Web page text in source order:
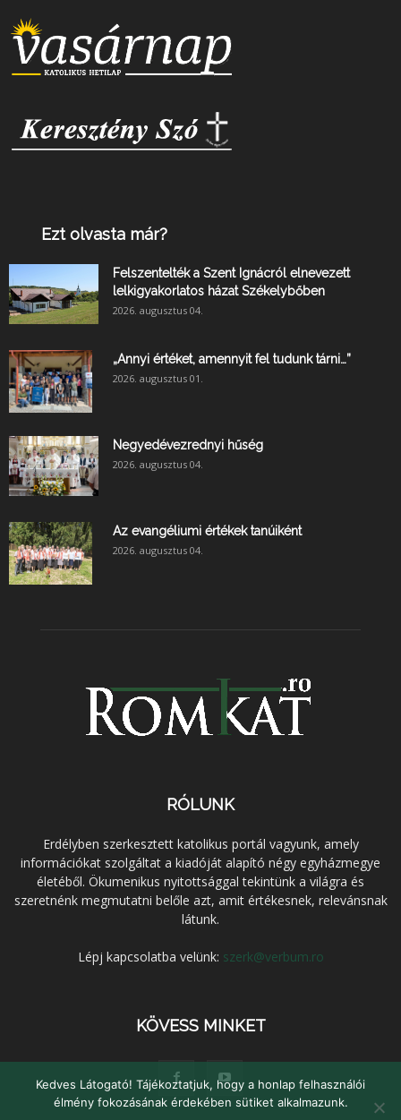
Ezt olvasta már?
Felszentelték a Szent Ignácról elnevezett
lelkigyakorlatos házat Székelybőben
2026. augusztus 04.
„Annyi értéket, amennyit fel tudunk tárni…”
2026. augusztus 01.
Negyedévezrednyi hűség
2026. augusztus 04.
Az evangéliumi értékek tanúiként
2026. augusztus 04.
RÓLUNK
Erdélyben szerkesztett katolikus portál vagyunk, amely
információkat szolgáltat a kiadóját alapító négy egyházmegye
életéből. Ökumenikus nyitottsággal tekintünk a világra és
szeretnénk megmutatni belőle azt, amit értékesnek, relevánsnak
látunk.
Lépj kapcsolatba velünk: szerk@verbum.ro
KÖVESS MINKET
Kedves Látogató! Tájékoztatjuk, hogy a honlap felhasználói
élmény fokozásának érdekében sütiket alkalmazunk.